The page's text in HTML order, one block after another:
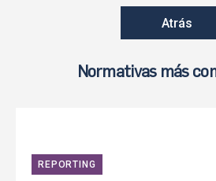
Atrás
Normativas más
REPORTING